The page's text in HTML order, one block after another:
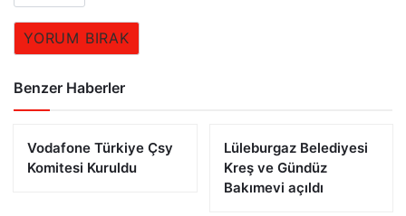
YORUM BIRAK
Benzer Haberler
Vodafone Türkiye Çsy
Komitesi Kuruldu
Lüleburgaz Belediyesi
Kreş ve Gündüz
Bakımevi açıldı